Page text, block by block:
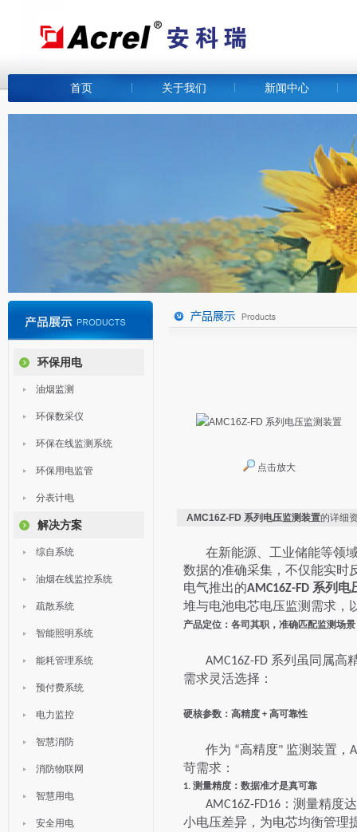
首页 关于我们 新闻中心
环保用电
油烟监测
环保数采仪
环保在线监测系统
环保用电监管
分表计电
解决方案
综自系统
油烟在线监控系统
疏散系统
智能照明系统
能耗管理系统
预付费系统
电力监控
智慧消防
消防物联网
智慧用电
安全用电
点击放大
AMC16Z-FD 系列电压监测装置的详细
在新能源、工业储能等领
数据的准确采集，不仅能实时
电气推出的AMC16Z-FD 系列
堆与电池电芯电压监测需求，
产品定位：各司其职，准确匹配监测场景
AMC16Z-FD 系列虽同属高
需求灵活选择：
硬核参数：高精度+ 高可靠性
作为 “高精度" 监测装置，
苛需求：
1. 测量精度：数据准才是真可靠
AMC16Z-FD16：测量精度达
小电压差异，为电芯均衡管理